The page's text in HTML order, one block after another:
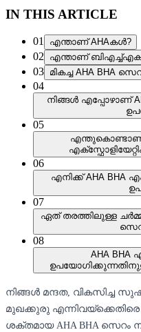
IN THIS ARTICLE
01 എന്താണ് AHAകൾ?
02 എന്താണ്
03 മികച്ച AHA BHA
04
നിങ്ങൾ എപ്പോഴാണ്
05
എന്തുകൊണ്ടാണ്
06
എനിക്ക് AHA BHA
07
ഏത് തരത്തിലുള്ള
08
AHA BHA
നിങ്ങൾ മന്ദത, വികസിച്ച
മുഖക്കുരു
ശക്തമായ AHA BHA സെറം